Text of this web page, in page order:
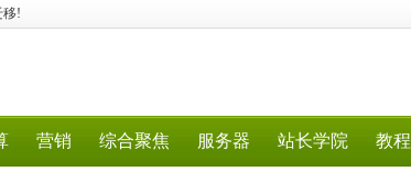
移!
营销 综合聚焦 服务器 站长学院 教程